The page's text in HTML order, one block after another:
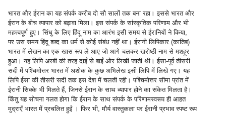
भारत और ईरान का यह संपर्क करीब दो सौ सालों तक बना रहा। इससे भारत और
ईरान के बीच व्यापार को बढ़ावा मिला। इस संपर्क के सांस्कृतिक परिणाम और भी
महत्त्वपूर्ण हुए। सिंधु के लिए हिंदू नाम का आरंभ इसी समय से ईरानियों ने किया,
पर उस समय हिंदू शब्द का धर्म से कोई संबंध नहीं था। ईरानी लिपिकार (कातिब)
भारत में लेखन का एक खास रूप ले आए जो आगे चलकर खरोष्ठी नाम से मशहूर
हुआ। यह लिपि अरबी की तरह दाईं से बाईं ओर लिखी जाती थी। ईसा-पूर्व तीसरी
सदी में पश्चिमोत्तर भारत में अशोक के कुछ अभिलेख इसी लिपि में लिखे गए। यह
लिपि ईसा की तीसरी सदी तक इस देश में चलती रही। पश्चिमोत्तर सीमा प्रांत में
ईरानी सिक्के भी मिलते हैं, जिनसे ईरान के साथ व्यापार होने का संकेत मिलता है।
किंतु यह सोचना गलत होगा कि ईरान के साथ संपर्क के परिणामस्वरूप ही आहत
मुद्राएँ भारत में प्रचलित हुईं । फिर भी, मौर्य वास्तुकला पर ईरानी प्रभाव स्पष्ट रूप